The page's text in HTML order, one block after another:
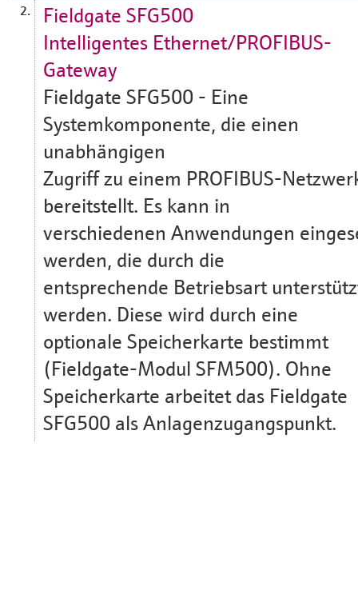
2.
Fieldgate SFG500
Intelligentes Ethernet/PROFIBUS-
Gateway
Fieldgate SFG500 - Eine
Systemkomponente, die einen
unabhängigen
Zugriff zu einem PROFIBUS-
bereitstellt. Es kann in
verschiedenen Anwendungen
werden, die durch die
entsprechende Betriebsart
werden. Diese wird durch eine
optionale Speicherkarte bestimmt
(Fieldgate-Modul SFM500). Ohne
Speicherkarte arbeitet das Fieldgate
SFG500 als Anlagenzugangspunkt.